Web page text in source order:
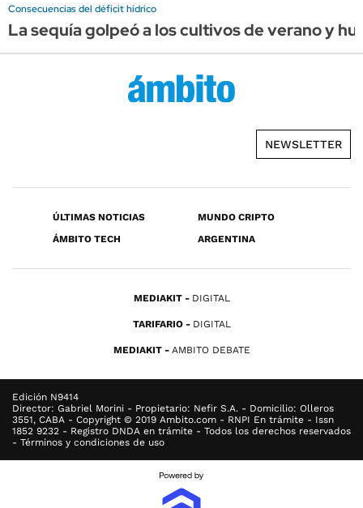
Consecuencias del déficit hídrico
La sequía golpeó a los cultivos de verano y
NEWSLETTER
ÚLTIMAS NOTICIAS
MUNDO CRIPTO
ÁMBITO TECH
ARGENTINA
MEDIAKIT DIGITAL
TARIFARIO DIGITAL
MEDIAKIT AMBITO DEBATE
Edición N9414
Director: Gabriel Morini - Propietario: Nefir S.A. - Domicilio: Olleros
3551, CABA - Copyright © 2019 Ambito.com - RNPI En trámite - Issn
1852 9232 - Registro DNDA en trámite - Todos los derechos reservados
- Términos y condiciones de uso